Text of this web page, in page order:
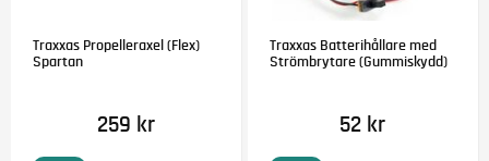
Traxxas Propelleraxel (Flex)
Spartan
259 kr
Traxxas Batterihållare med
Strömbrytare (Gummiskydd)
52 kr